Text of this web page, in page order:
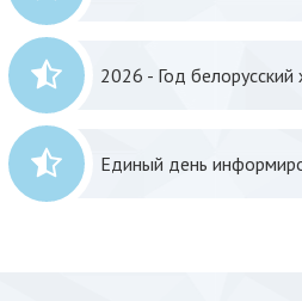
2026 - Год
Единый день